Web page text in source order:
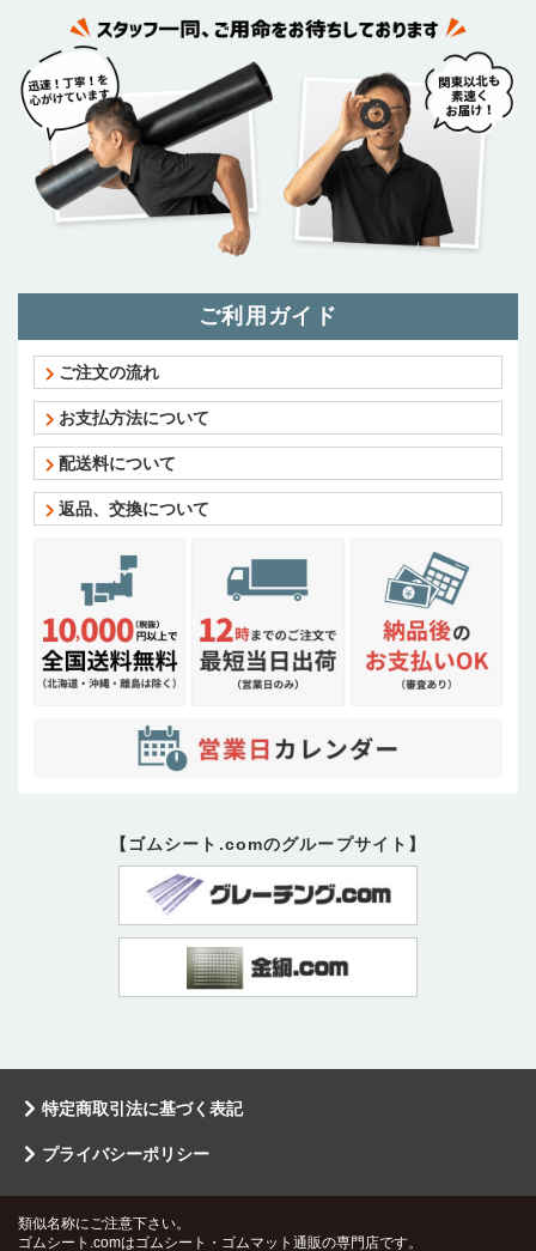
ご利用ガイド
ご注文の流れ
お支払方法について
配送料について
返品、交換について
【ゴムシート.comのグループサイト】
特定商取引法に基づく表記
プライバシーポリシー
類似名称にご注意下さい。
ゴムシート.comはゴムシート・ゴムマット通販の専門店です。